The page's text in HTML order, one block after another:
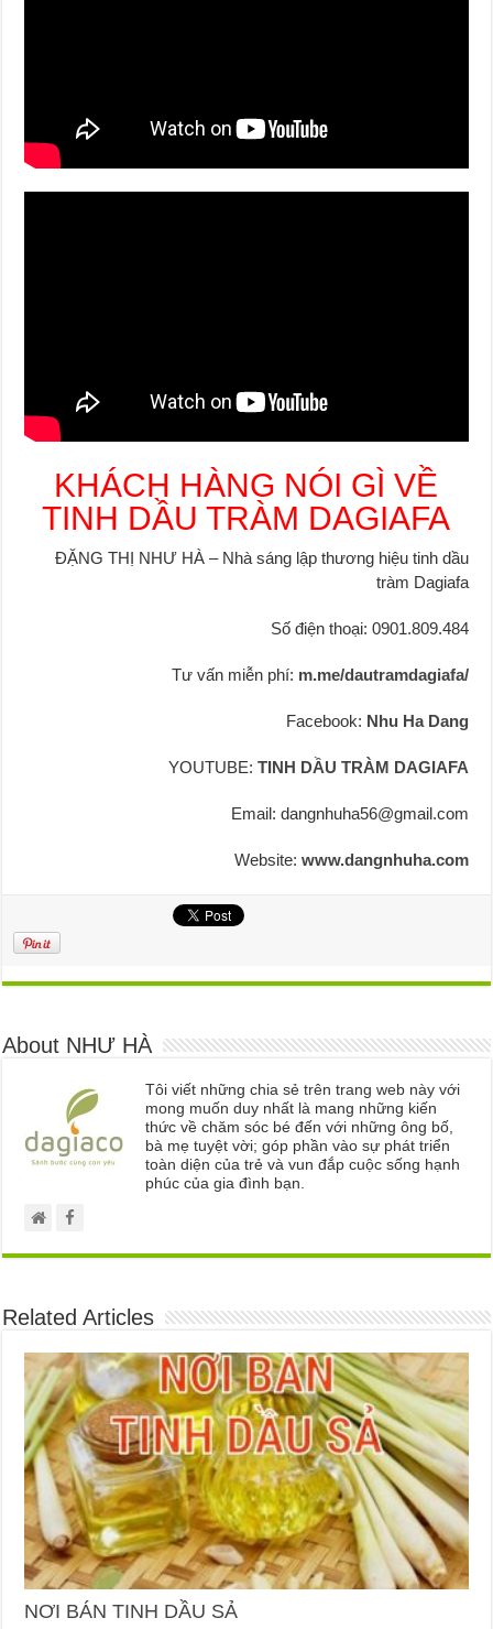
KHÁCH HÀNG NÓI GÌ VỀ
TINH DẦU TRÀM DAGIAFA
ĐẶNG THỊ NHƯ HÀ – Nhà sáng lập thương hiệu tinh dầu
tràm Dagiafa
Số điện thoại: 0901.809.484
Tư vấn miễn phí: m.me/dautramdagiafa/
Facebook: Nhu Ha Dang
YOUTUBE: TINH DẦU TRÀM DAGIAFA
Email: dangnhuha56@gmail.com
Website: www.dangnhuha.com
About NHƯ HÀ
Tôi viết những chia sẻ trên trang web này với
mong muốn duy nhất là mang những kiến
thức về chăm sóc bé đến với những ông bố,
bà mẹ tuyệt vời; góp phần vào sự phát triển
toàn diện của trẻ và vun đắp cuộc sống hạnh
phúc của gia đình bạn.
Related Articles
NƠI BÁN TINH DẦU SẢ